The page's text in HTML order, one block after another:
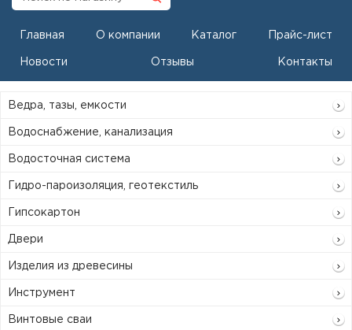
Главная О компании Каталог Прайс-лист
Новости Отзывы Контакты
Ведра, тазы, емкости
Водоснабжение, канализация
Водосточная система
Гидро-пароизоляция, геотекстиль
Гипсокартон
Двери
Изделия из древесины
Инструмент
Винтовые сваи